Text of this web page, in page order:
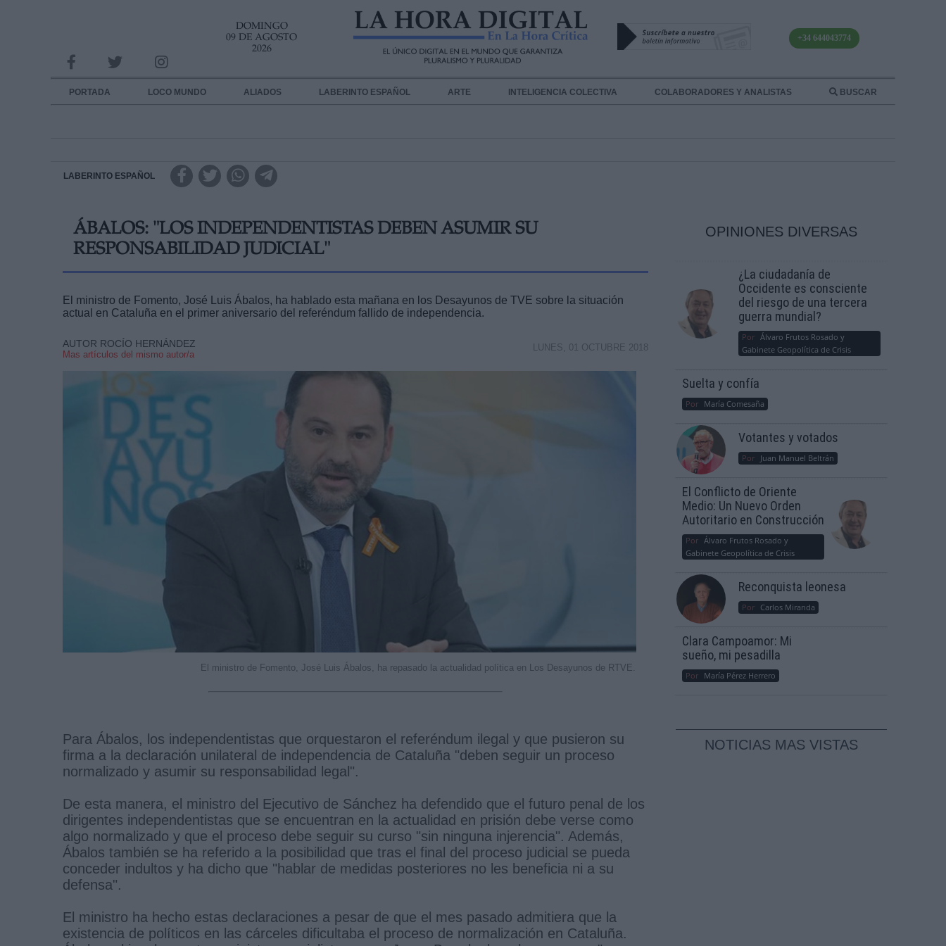
DOMINGO
09 DE AGOSTO
2026
+34 644043774
PORTADA LOCO MUNDO ALIADOS LABERINTO ESPAÑOL ARTE INTELIGENCIA COLECTIVA COLABORADORES Y ANALISTAS BUSCAR
LABERINTO ESPAÑOL
ÁBALOS: "LOS INDEPENDENTISTAS DEBEN ASUMIR SU
RESPONSABILIDAD JUDICIAL"
El ministro de Fomento, José Luis Ábalos, ha hablado esta mañana en los Desayunos de TVE sobre la situación
actual en Cataluña en el primer aniversario del referéndum fallido de independencia.
AUTOR ROCÍO HERNÁNDEZ
Mas artículos del mismo autor/a
LUNES, 01 OCTUBRE 2018
El ministro de Fomento, José Luis Ábalos, ha repasado la actualidad política en Los Desayunos de RTVE.
Para Ábalos, los independentistas que orquestaron el referéndum ilegal y que pusieron su
firma a la declaración unilateral de independencia de Cataluña "deben seguir un proceso
normalizado y asumir su responsabilidad legal".
De esta manera, el ministro del Ejecutivo de Sánchez ha defendido que el futuro penal de los
dirigentes independentistas que se encuentran en la actualidad en prisión debe verse como
algo normalizado y que el proceso debe seguir su curso "sin ninguna injerencia". Además,
Ábalos también se ha referido a la posibilidad que tras el final del proceso judicial se pueda
conceder indultos y ha dicho que "hablar de medidas posteriores no les beneficia ni a su
defensa".
El ministro ha hecho estas declaraciones a pesar de que el mes pasado admitiera que la
existencia de políticos en las cárceles dificultaba el proceso de normalización en Cataluña.
OPINIONES DIVERSAS
¿La ciudadanía de
Occidente es consciente
del riesgo de una tercera
guerra mundial?
Por Álvaro Frutos Rosado y
Gabinete Geopolítica de Crisis
Suelta y confía
Por María Comesaña
Votantes y votados
Por Juan Manuel Beltrán
El Conflicto de Oriente
Medio: Un Nuevo Orden
Autoritario en Construcción
Por Álvaro Frutos Rosado y
Gabinete Geopolítica de Crisis
Reconquista leonesa
Por Carlos Miranda
Clara Campoamor: Mi
sueño, mi pesadilla
Por María Pérez Herrero
NOTICIAS MAS VISTAS
INFORMACION SOBRE LA PROTECCIÓN DE TUS DATOS
Responsable:
Destinatarios:
link
Información adicional
link